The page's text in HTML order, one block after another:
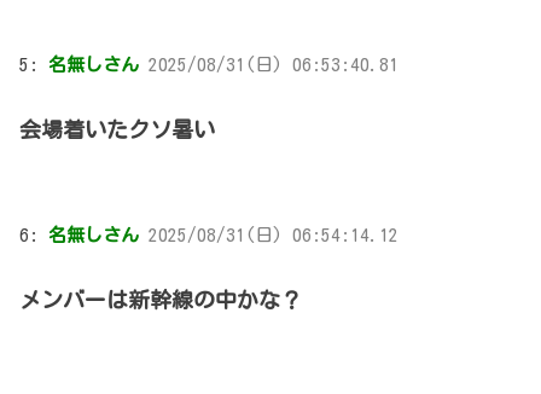
5: 名無しさん 2025/08/31(日) 06:53:40.81
会場着いたクソ暑い
6: 名無しさん 2025/08/31(日) 06:54:14.12
メンバーは新幹線の中かな？